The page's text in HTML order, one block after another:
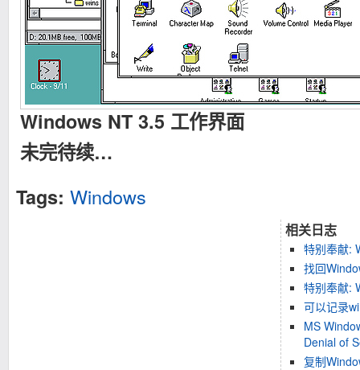
Windows NT 3.5 工作界面
未完待续…
Tags: Windows
相关日志
特别奉献:
找回
特别奉献:
可以记录
MS
Denial of
复制